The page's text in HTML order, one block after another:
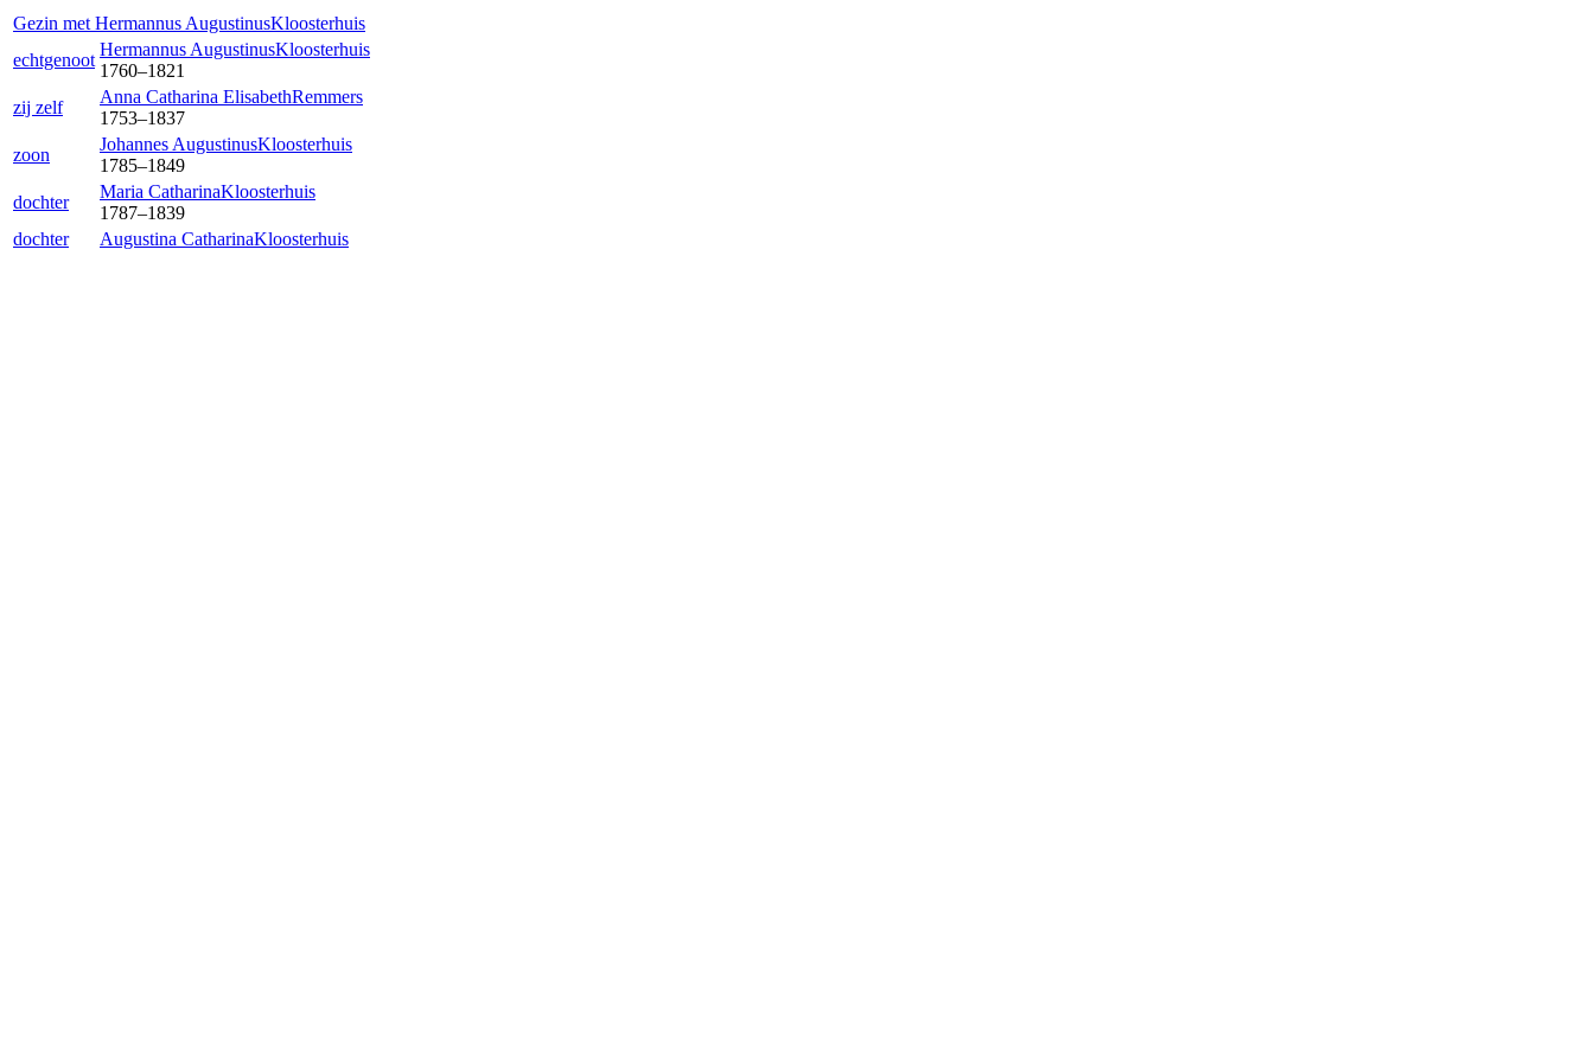
Gezin met Hermannus AugustinusKloosterhuis
echtgenoot
Hermannus AugustinusKloosterhuis
1760–1821
zij zelf
Anna Catharina ElisabethRemmers
1753–1837
zoon
Johannes AugustinusKloosterhuis
1785–1849
dochter
Maria CatharinaKloosterhuis
1787–1839
dochter
Augustina CatharinaKloosterhuis